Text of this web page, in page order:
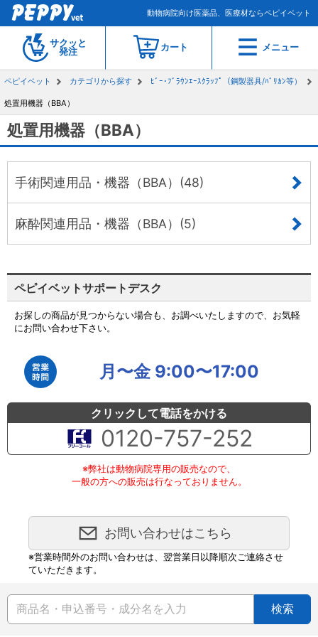
動物病院向け医薬品、医療材ならペピイベット
サクッと
発注
カート メニュー
ペピイベット カテゴリから探す ﾋﾞｰ･ﾌﾞﾗｳﾝｴｰｽｸﾗｯﾌﾟ（鋼製器具/ﾊﾞﾘｶﾝ等）
処置用機器（BBA）
処置用機器（BBA）
手術関連用品・機器（BBA）(48)
麻酔関連用品・機器（BBA）(5)
ペピイベットサポートデスク
お探しの商品が見つからない場合も、お調べいたしますので、お気軽
にお問い合わせ下さい。
月〜金 9:00〜17:00
クリックして電話をかける
0120-757-252
※弊社は動物病院専用の販売なので、
一般の方への販売は行なっておりません。
お問い合わせはこちら
※営業時間外のお問い合わせは、翌営業日以降順次ご連絡させ
ていただきます。
検索